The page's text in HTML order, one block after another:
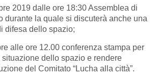
2019 dalle ore 18:30 Assemblea di
durante la quale si discuterà anche una
difesa dello spazio;
alle ore 12.00 conferenza stampa per
dello spazio e rendere
del Comitato “Lucha alla città”.